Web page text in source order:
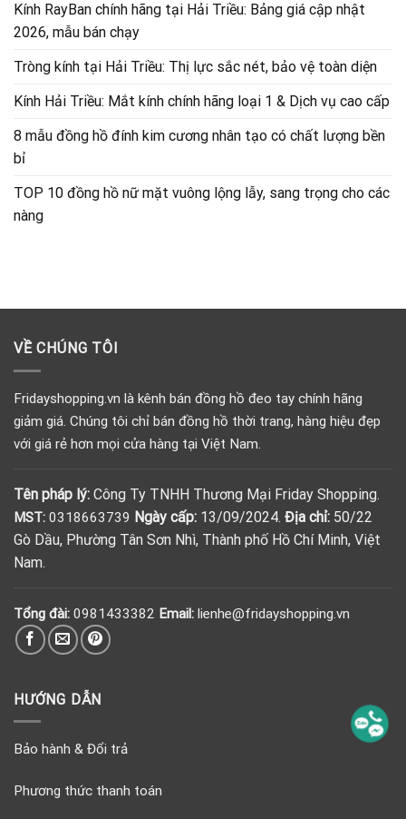
Kính RayBan chính hãng tại Hải Triều: Bảng giá cập nhật
2026, mẫu bán chạy
Tròng kính tại Hải Triều: Thị lực sắc nét, bảo vệ toàn diện
Kính Hải Triều: Mắt kính chính hãng loại 1 & Dịch vụ cao cấp
8 mẫu đồng hồ đính kim cương nhân tạo có chất lượng bền
bỉ
TOP 10 đồng hồ nữ mặt vuông lộng lẫy, sang trọng cho các
nàng
VỀ CHÚNG TÔI
Fridayshopping.vn là kênh bán đồng hồ đeo tay chính hãng
giảm giá. Chúng tôi chỉ bán đồng hồ thời trang, hàng hiệu đẹp
với giá rẻ hơn mọi cửa hàng tại Việt Nam.
Tên pháp lý: Công Ty TNHH Thương Mại Friday Shopping.
MST: 0318663739 Ngày cấp: 13/09/2024. Địa chỉ: 50/22
Gò Dầu, Phường Tân Sơn Nhì, Thành phố Hồ Chí Minh, Việt
Nam.
Tổng đài: 0981433382 Email: lienhe@fridayshopping.vn
HƯỚNG DẪN
Bảo hành & Đổi trả
Phương thức thanh toán